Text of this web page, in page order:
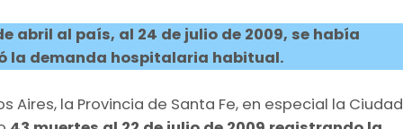
abril al país, al 24 de julio de 2009, se había
la demanda hospitalaria habitual.
Aires, la Provincia de Santa Fe, en especial la Ciudad